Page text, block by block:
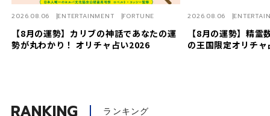
【8月の運勢】カリブの神話であなたの運
勢が丸わかり！ オリチャ占い2026
2026.08.06 ENTERTAINMENT FORTUNE
【8月の運勢】精霊
の王国限定オリチャ
2026.08.06
RANKING ランキング